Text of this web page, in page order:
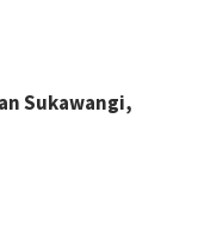
Sukawangi,